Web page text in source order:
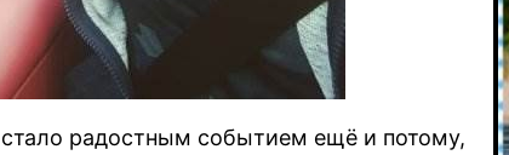
радостным событием ещё и потому,